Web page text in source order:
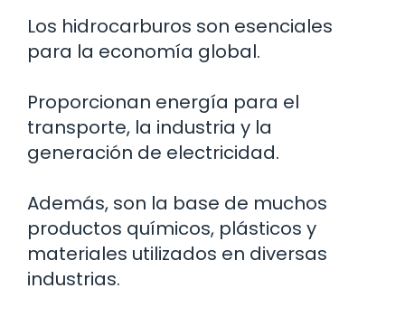
Los hidrocarburos son esenciales
para la economía global.
Proporcionan energía para el
transporte, la industria y la
generación de electricidad.
Además, son la base de muchos
productos químicos, plásticos y
materiales utilizados en diversas
industrias.